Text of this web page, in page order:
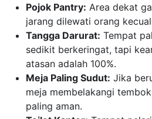
Pojok Pantry: Area dekat
jarang dilewati orang
Tangga Darurat: Tempat
sedikit berkeringat, tapi
atasan adalah 100%.
Meja Paling Sudut: Jika
meja membelakangi
paling aman.